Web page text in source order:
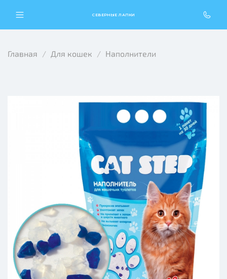
СЕВЕРНЫЕ ЛАПКИ
Главная Для кошек Наполнители